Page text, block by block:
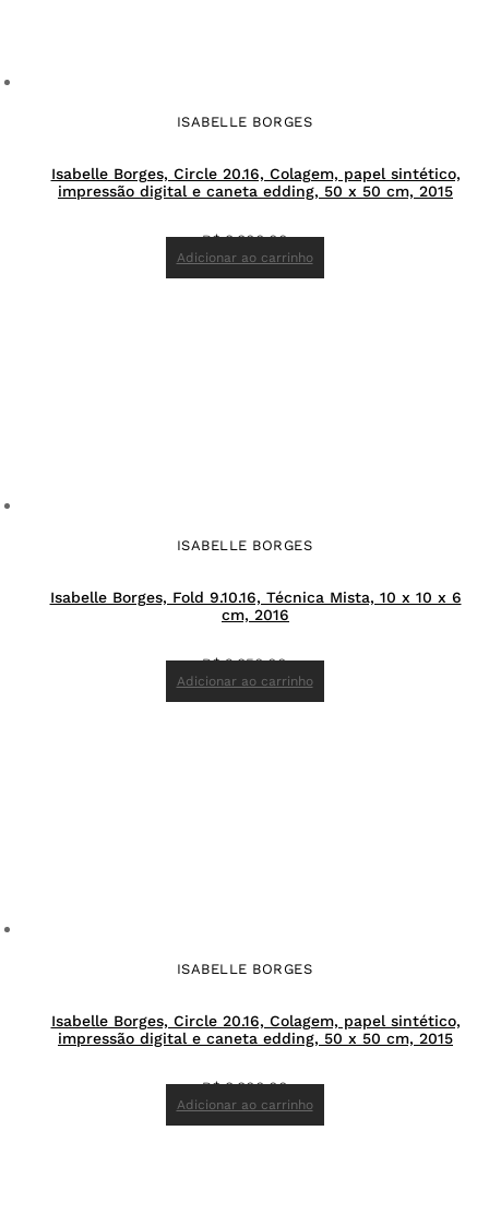
ISABELLE BORGES
Isabelle Borges, Circle 20.16, Colagem, papel sintético,
impressão digital e caneta edding, 50 x 50 cm, 2015
R$8.800,00
Adicionar ao carrinho
ISABELLE BORGES
Isabelle Borges, Fold 9.10.16, Técnica Mista, 10 x 10 x 6
cm, 2016
R$2.850,00
Adicionar ao carrinho
ISABELLE BORGES
Isabelle Borges, Circle 20.16, Colagem, papel sintético,
impressão digital e caneta edding, 50 x 50 cm, 2015
R$8.800,00
Adicionar ao carrinho